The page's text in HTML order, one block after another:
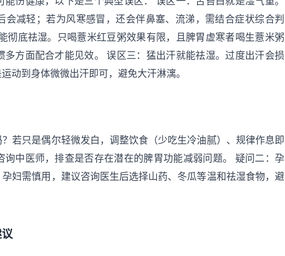
减轻；若为风寒感冒，还会伴鼻塞、流涕，需结合症状综合判
彻底祛湿。只喝薏米红豆粥效果有限，且脾胃虚寒者喝生薏米粥
方面配合才能见效。 误区三：猛出汗就能祛湿。过度出汗会损
动到身体微微出汗即可，避免大汗淋漓。
若只是偶尔轻微发白，调整饮食（少吃生冷油腻）、规律作息即
询中医师，排查是否存在潜在的脾胃功能减弱问题。 疑问二：孕
妇需慎用，建议咨询医生后选择山药、冬瓜等温和祛湿食物，避